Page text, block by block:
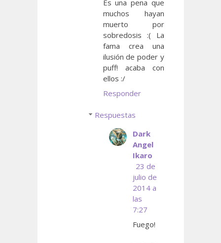
Es una pena que
muchos hayan
muerto por
sobredosis :( La
fama crea una
ilusión de poder y
puff! acaba con
ellos :/
Responder
Respuestas
Dark
Angel
Ikaro
23 de
julio de
2014 a
las
7:27
Fuego!